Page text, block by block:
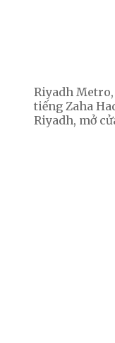
Riyadh Metro,
tiếng Zaha
Riyadh, mở